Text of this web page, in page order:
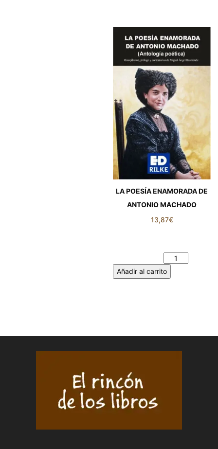
LA POESÍA ENAMORADA DE
ANTONIO MACHADO
13,87€
Añadir al carrito